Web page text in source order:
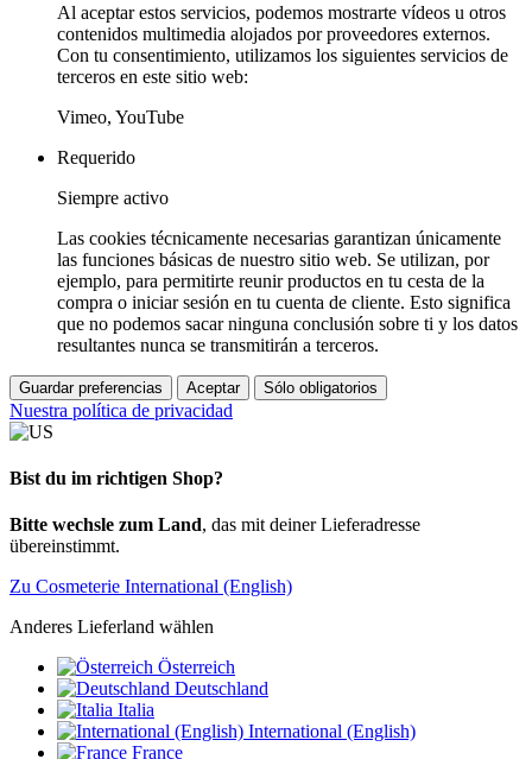
Al aceptar estos servicios, podemos mostrarte vídeos u otros
contenidos multimedia alojados por proveedores externos.
Con tu consentimiento, utilizamos los siguientes servicios de
terceros en este sitio web:
Vimeo, YouTube
Requerido
Siempre activo
Las cookies técnicamente necesarias garantizan únicamente
las funciones básicas de nuestro sitio web. Se utilizan, por
ejemplo, para permitirte reunir productos en tu cesta de la
compra o iniciar sesión en tu cuenta de cliente. Esto significa
que no podemos sacar ninguna conclusión sobre ti y los datos
resultantes nunca se transmitirán a terceros.
Guardar preferencias Aceptar Sólo obligatorios
Nuestra política de privacidad
Bist du im richtigen Shop?
Bitte wechsle zum Land, das mit deiner Lieferadresse
übereinstimmt.
Zu Cosmeterie International (English)
Anderes Lieferland wählen
Österreich
Deutschland
Italia
International (English)
France